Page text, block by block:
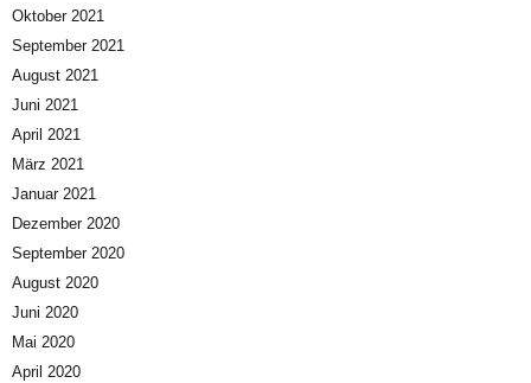
Oktober 2021
September 2021
August 2021
Juni 2021
April 2021
März 2021
Januar 2021
Dezember 2020
September 2020
August 2020
Juni 2020
Mai 2020
April 2020